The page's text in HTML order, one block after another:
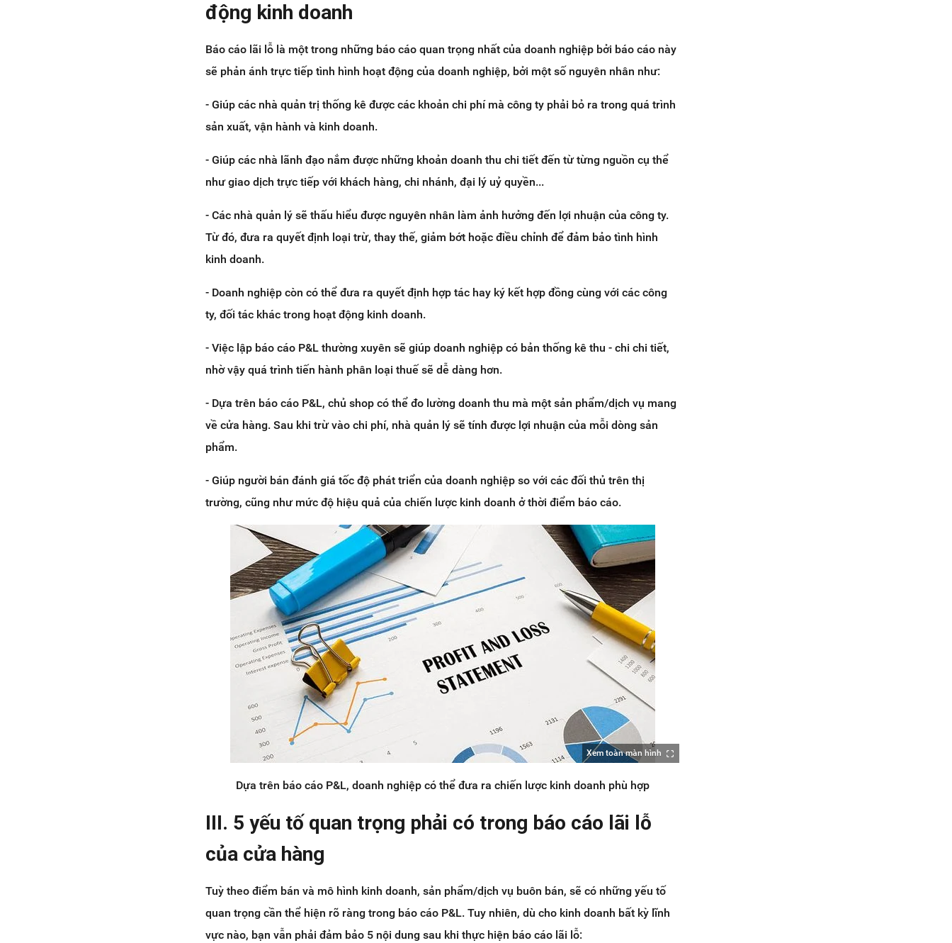
động kinh doanh
Báo cáo lãi lỗ là một trong những báo cáo quan trọng nhất của doanh nghiệp bởi báo cáo này
sẽ phản ánh trực tiếp tình hình hoạt động của doanh nghiệp, bởi một số nguyên nhân như:
- Giúp các nhà quản trị thống kê được các khoản chi phí mà công ty phải bỏ ra trong quá trình
sản xuất, vận hành và kinh doanh.
- Giúp các nhà lãnh đạo nắm được những khoản doanh thu chi tiết đến từ từng nguồn cụ thể
như giao dịch trực tiếp với khách hàng, chi nhánh, đại lý uỷ quyền...
- Các nhà quản lý sẽ thấu hiểu được nguyên nhân làm ảnh hưởng đến lợi nhuận của công ty.
Từ đó, đưa ra quyết định loại trừ, thay thế, giảm bớt hoặc điều chỉnh để đảm bảo tình hình
kinh doanh.
- Doanh nghiệp còn có thể đưa ra quyết định hợp tác hay ký kết hợp đồng cùng với các công
ty, đối tác khác trong hoạt động kinh doanh.
- Việc lập báo cáo P&L thường xuyên sẽ giúp doanh nghiệp có bản thống kê thu - chi chi tiết,
nhờ vậy quá trình tiến hành phân loại thuế sẽ dễ dàng hơn.
- Dựa trên báo cáo P&L, chủ shop có thể đo lường doanh thu mà một sản phẩm/dịch vụ mang
về cửa hàng. Sau khi trừ vào chi phí, nhà quản lý sẽ tính được lợi nhuận của mỗi dòng sản
phẩm.
- Giúp người bán đánh giá tốc độ phát triển của doanh nghiệp so với các đối thủ trên thị
trường, cũng như mức độ hiệu quả của chiến lược kinh doanh ở thời điểm báo cáo.
Xem toàn màn hình
Dựa trên báo cáo P&L, doanh nghiệp có thể đưa ra chiến lược kinh doanh phù hợp
III. 5 yếu tố quan trọng phải có trong báo cáo lãi lỗ
của cửa hàng
Tuỳ theo điểm bán và mô hình kinh doanh, sản phẩm/dịch vụ buôn bán, sẽ có những yếu tố
quan trọng cần thể hiện rõ ràng trong báo cáo P&L. Tuy nhiên, dù cho kinh doanh bất kỳ lĩnh
vực nào, bạn vẫn phải đảm bảo 5 nội dung sau khi thực hiện báo cáo lãi lỗ: